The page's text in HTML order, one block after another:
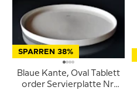
SPARREN 38%
Blaue Kante, Oval Tablett
order Servierplatte Nr.